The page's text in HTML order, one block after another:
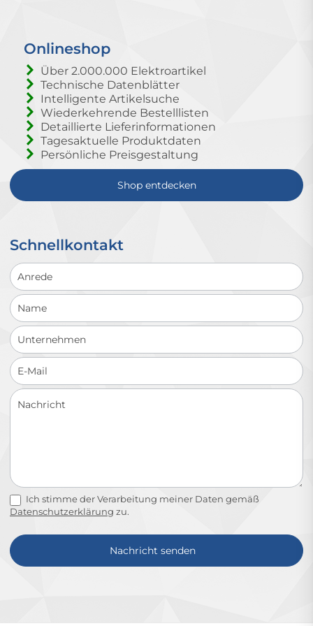
Onlineshop
Über 2.000.000 Elektroartikel
Technische Datenblätter
Intelligente Artikelsuche
Wiederkehrende Bestelllisten
Detaillierte Lieferinformationen
Tagesaktuelle Produktdaten
Persönliche Preisgestaltung
Shop entdecken
Schnellkontakt
Schnellkontakt
Ich stimme der Verarbeitung meiner Daten gemäß
Datenschutzerklärung zu.
Nachricht senden